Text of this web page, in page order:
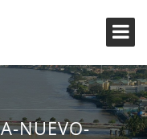
NUEVO-